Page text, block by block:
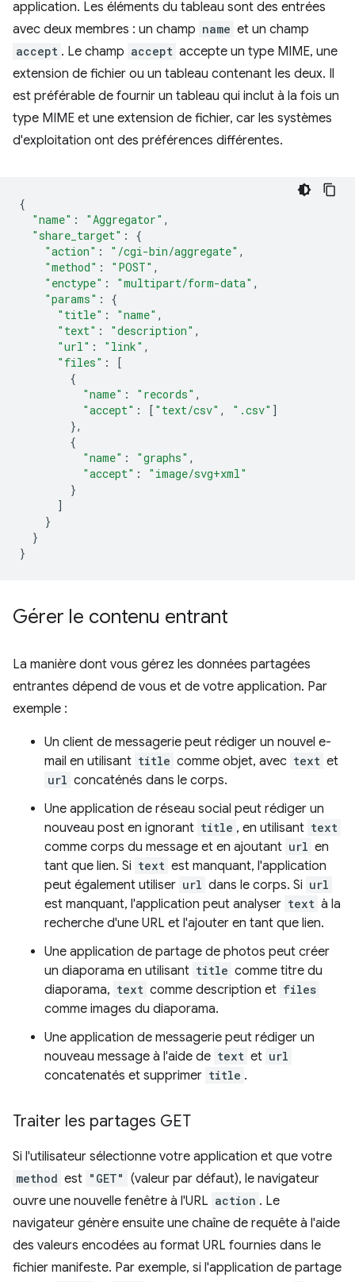
application. Les éléments du tableau sont des entrées
avec deux membres : un champ name et un champ
accept . Le champ accept accepte un type MIME, une
extension de fichier ou un tableau contenant les deux. Il
est préférable de fournir un tableau qui inclut à la fois un
type MIME et une extension de fichier, car les systèmes
d'exploitation ont des préférences différentes.
{
"name" : "Aggregator" ,
"share_target" :
{
"action" : "/cgi-bin/aggregate" ,
"method" : "POST" ,
"enctype" : "multipart/form-data" ,
"params" :
{
"title" : "name" ,
"text" : "description" ,
"url" : "link" ,
"files" :
[
{
"name" : "records" ,
"accept" : [ "text/csv" , ".csv" ]
},
{
"name" : "graphs" ,
"accept" :
"image/svg+xml"
}
]
}
}
}
Gérer le contenu entrant
La manière dont vous gérez les données partagées
entrantes dépend de vous et de votre application. Par
exemple :
Un client de messagerie peut rédiger un nouvel e-
mail en utilisant title comme objet, avec text et
url concaténés dans le corps.
Une application de réseau social peut rédiger un
nouveau post en ignorant title , en utilisant text
comme corps du message et en ajoutant url en
tant que lien. Si text est manquant, l'application
peut également utiliser url dans le corps. Si url
est manquant, l'application peut analyser text à la
recherche d'une URL et l'ajouter en tant que lien.
Une application de partage de photos peut créer
un diaporama en utilisant title comme titre du
diaporama, text comme description et files
comme images du diaporama.
Une application de messagerie peut rédiger un
nouveau message à l'aide de text et url
concatenatés et supprimer title .
Traiter les partages GET
Si l'utilisateur sélectionne votre application et que votre
method est "GET" (valeur par défaut), le navigateur
ouvre une nouvelle fenêtre à l'URL action . Le
navigateur génère ensuite une chaîne de requête à l'aide
des valeurs encodées au format URL fournies dans le
fichier manifeste. Par exemple, si l'application de partage